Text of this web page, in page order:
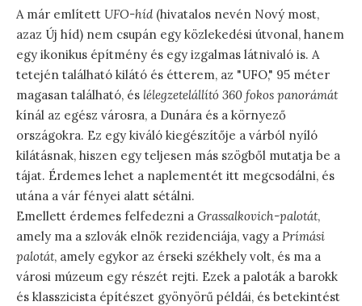
A már említett UFO-híd(hivatalos nevén Nový most,
azaz Új híd) nem csupán egy közlekedési útvonal, hanem
egy ikonikus építmény és egy izgalmas látnivaló is. A
tetején található kilátó és étterem, az "UFO," 95 méter
magasan található, és lélegzetelállító 360 fokos panorámát
kínál az egész városra, a Dunára és a környező
országokra. Ez egy kiváló kiegészítője a várból nyíló
kilátásnak, hiszen egy teljesen más szögből mutatja be a
tájat. Érdemes lehet a naplementét itt megcsodálni, és
utána a vár fényei alatt sétálni.
Emellett érdemes felfedezni a Grassalkovich-palotát,
amely ma a szlovák elnök rezidenciája, vagy a Prímási
palotát, amely egykor az érseki székhely volt, és ma a
városi múzeum egy részét rejti. Ezek a paloták a barokk
és klasszicista építészet gyönyörű példái, és betekintést